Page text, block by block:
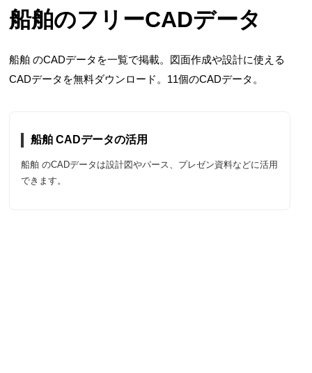
船舶のフリーCADデータ
船舶 のCADデータを一覧で掲載。図面作成や設計に使える
CADデータを無料ダウンロード。11個のCADデータ。
船舶 CADデータの活用
船舶 のCADデータは設計図やパース、プレゼン資料などに活用
できます。